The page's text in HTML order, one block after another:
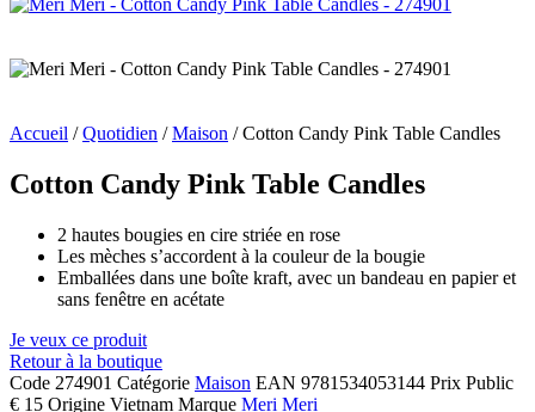
Accueil /Quotidien /Maison / Cotton Candy Pink Table Candles
Cotton Candy Pink Table Candles
2 hautes bougies en cire striée en rose
Les mèches s’accordent à la couleur de la bougie
Emballées dans une boîte kraft, avec un bandeau en papier et
sans fenêtre en acétate
Je veux ce produit
Retour à la boutique
Code 274901 Catégorie Maison EAN 9781534053144 Prix Public
€ 15 Origine Vietnam Marque Meri Meri